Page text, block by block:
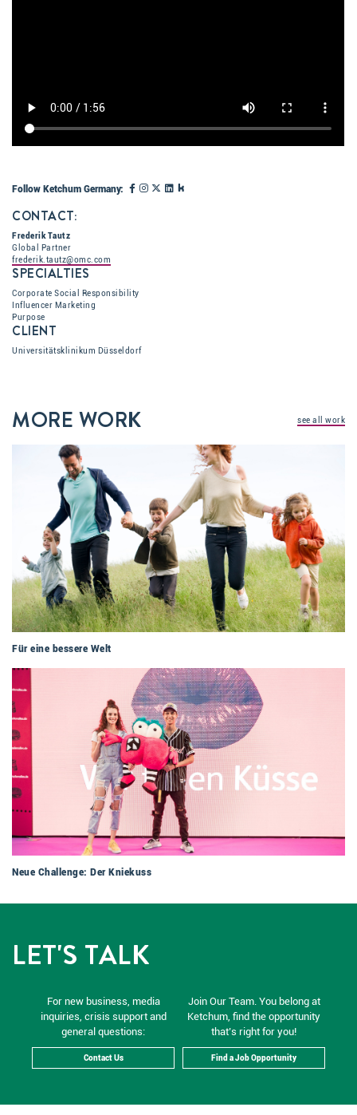
Follow Ketchum Germany:
CONTACT:
Frederik Tautz
Global Partner
frederik.tautz@omc.com
SPECIALTIES
Corporate Social Responsibility
Influencer Marketing
Purpose
CLIENT
Universitätsklinikum Düsseldorf
MORE WORK see all work
Für eine bessere Welt
Neue Challenge: Der Kniekuss
LET'S TALK
For new business, media
inquiries, crisis support and
general questions:
Contact Us
Join Our Team. You belong at
Ketchum, find the opportunity
that’s right for you!
Find a Job Opportunity